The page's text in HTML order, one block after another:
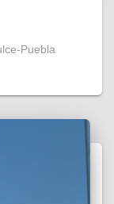
Puebla